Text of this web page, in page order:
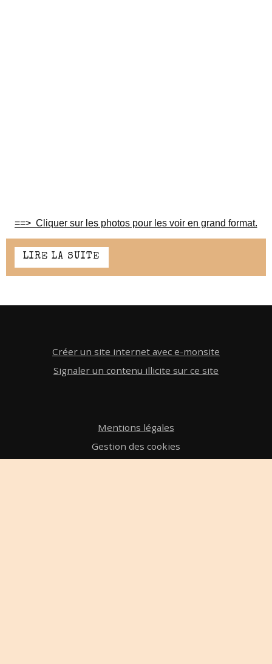
==> Cliquer sur les photos pour les voir en grand format.
LIRE LA SUITE
Créer un site internet avec e-monsite
Signaler un contenu illicite sur ce site
Mentions légales
Gestion des cookies